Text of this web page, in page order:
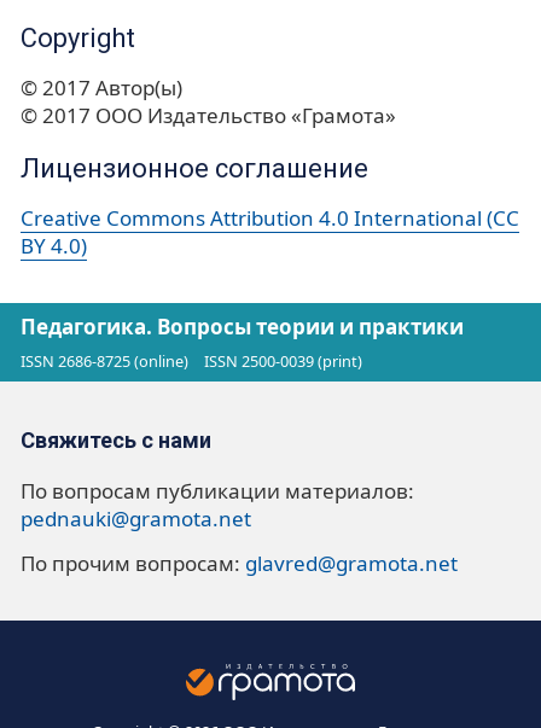
Copyright
© 2017 Автор(ы)
© 2017 ООО Издательство «Грамота»
Лицензионное соглашение
Creative Commons Attribution 4.0 International (CC
BY 4.0)
Педагогика. Вопросы теории и практики
ISSN 2686-8725 (online) ISSN 2500-0039 (print)
Свяжитесь с нами
По вопросам публикации материалов:
pednauki@gramota.net
По прочим вопросам: glavred@gramota.net